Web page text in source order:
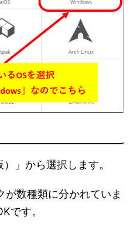
」から選択します。
が数種類に分かれていま
です。